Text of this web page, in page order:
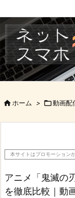
ホーム > 動画配
本サイトはプロモーション
アニメ「鬼滅の
を徹底比較｜動